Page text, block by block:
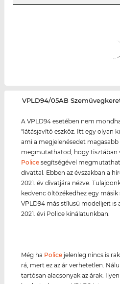
‌VPLD94/05AB
A VPLD94 esetében nem
"látásjavító eszköz. Itt egy olyan
ami a megjelenésedet magasabb
megmutathatod, hogy tisztában
Police segítségével
divattal. Ebben az évszakban a
2021. év divatjára nézve.
kedvenc öltözékedhez egy másik
VPLD94 más stílusú modelljeit is
2021. évi Police kínálatunkban.
Még ha Police jelenleg nincs is
rá, mert ez az ár verhetetlen.
tartósan alacsonyak az árak.